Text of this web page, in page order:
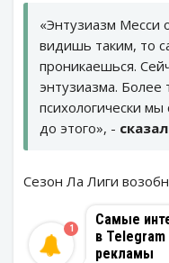
«Энтузиазм Месси
видишь таким, то
проникаешься.
энтузиазма. Более
психологически
до этого», -
Сезон Ла Лиги
Самые
в
рекламы
1